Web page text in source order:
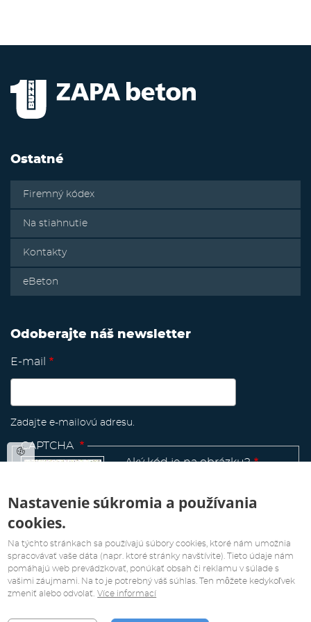
Ostatné
Firemný kódex
Na stiahnutie
Kontakty
eBeton
Odoberajte náš newsletter
E-mail
Zadajte e-mailovú adresu.
CAPTCHA
Aký kód je na obrázku?
existing
Všetky práva sú vyhradené. Copyright 2019
Nastavenie súkromia a používania
cookies.
Na týchto stránkach sa používajú súbory cookies, ktoré nám umožnia
spracovávať vaše dáta (napr. ktoré stránky navštívite). Tieto údaje nám
pomáhajú web prevádzkovať, ponúkať obsah či reklamu v súlade s
vašimi záujmami. Na to je potrebný váš súhlas. Ten môžete kedykoľvek
zmeniť alebo odvolať.
Více informací